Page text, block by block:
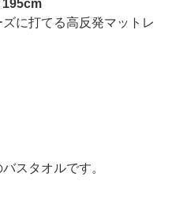
195cm
に打てる高反発マットレ
スタオルです。